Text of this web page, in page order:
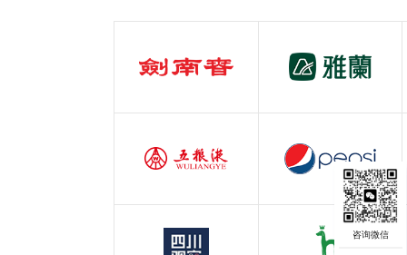
服装行业
快消行业
四川观察 哈吉斯